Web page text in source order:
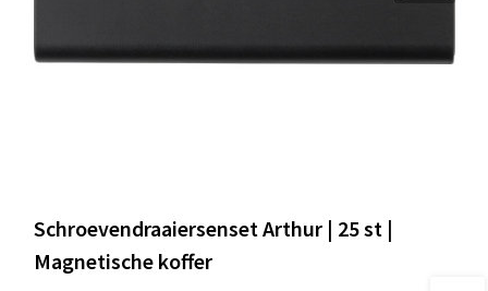
Schroevendraaiersenset Arthur | 25 st |
Magnetische koffer